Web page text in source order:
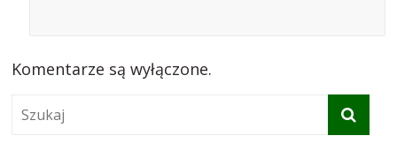
Komentarze są wyłączone.